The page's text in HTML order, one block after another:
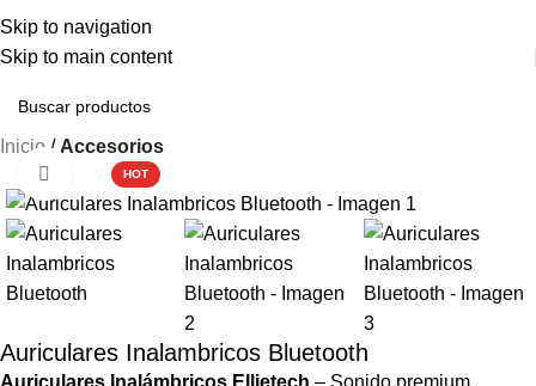
Skip to navigation
Skip to main content
Inicio Accesorios
HOT
Haga clic para ampliar
Auriculares Inalambricos Bluetooth